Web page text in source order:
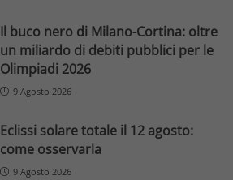
Il buco nero di Milano-Cortina: oltre
un miliardo di debiti pubblici per le
Olimpiadi 2026
9 Agosto 2026
Eclissi solare totale il 12 agosto:
come osservarla
9 Agosto 2026